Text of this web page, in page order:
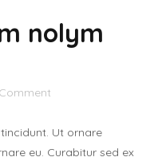
nolym
Ut ornare
eu. Curabitur sed ex